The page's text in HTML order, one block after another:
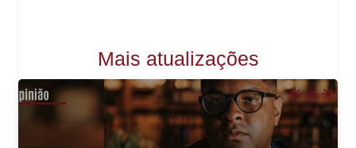
Mais atualizações